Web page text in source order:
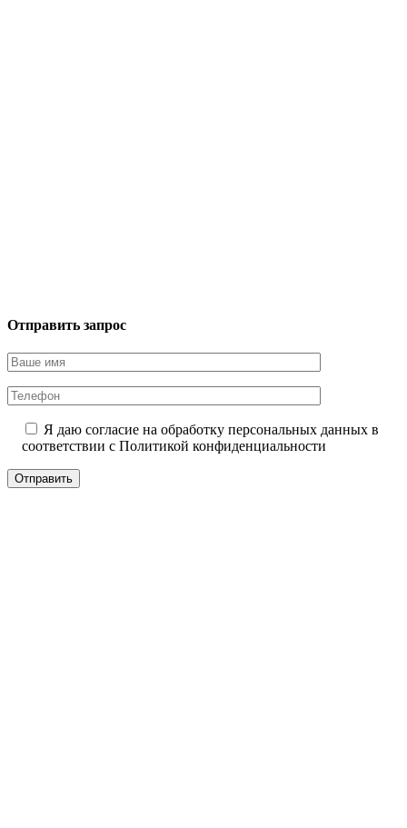
Отправить запрос
Я даю согласие на обработку персональных данных в
соответствии с Политикой конфиденциальности